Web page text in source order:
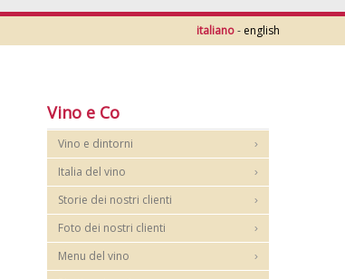
- english
italiano
Vino e Co
Vino e dintorni
Italia del vino
Storie dei nostri clienti
Foto dei nostri clienti
Menu del vino